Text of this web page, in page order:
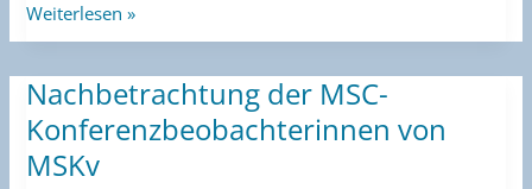
Weiterlesen »
Nachbetrachtung der MSC-
Konferenzbeobachterinnen von
MSKv
Nachbetrachtung
der
MSC-
Konferenzbeobachterinnen